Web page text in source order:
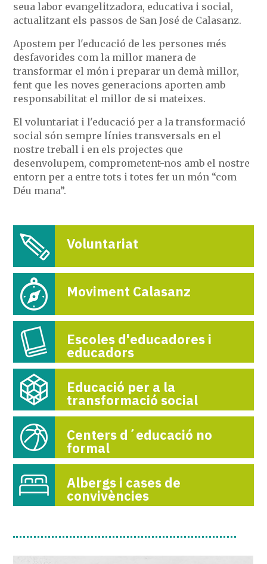
seua labor evangelitzadora, educativa i social,
actualitzant els passos de San José de Calasanz.
Apostem per l'educació de les persones més
desfavorides com la millor manera de
transformar el món i preparar un demà millor,
fent que les noves generacions aporten amb
responsabilitat el millor de si mateixes.
El voluntariat i l'educació per a la transformació
social són sempre línies transversals en el
nostre treball i en els projectes que
desenvolupem, comprometent-nos amb el nostre
entorn per a entre tots i totes fer un món “com
Déu mana”.
Voluntariat
Moviment Calasanz
Escoles d'educadores i
educadors
Educació per a la
transformació social
Centers d´educació no
formal
Albergs i cases de
convivències